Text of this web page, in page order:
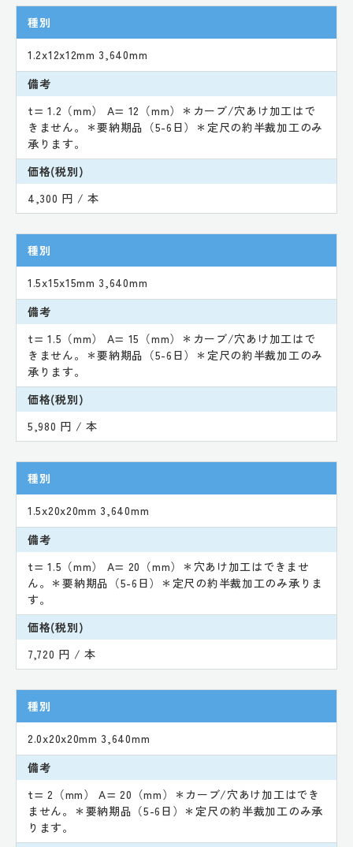
種別
1.2x12x12mm 3,640mm
備考
t= 1.2（mm） A= 12（mm）＊カーブ/穴あけ加工はで
きません。＊要納期品（5-6日）＊定尺の約半裁加工のみ
承ります。
価格(税別)
4,300 円 / 本
種別
1.5x15x15mm 3,640mm
備考
t= 1.5（mm） A= 15（mm）＊カーブ/穴あけ加工はで
きません。＊要納期品（5-6日）＊定尺の約半裁加工のみ
承ります。
価格(税別)
5,980 円 / 本
種別
1.5x20x20mm 3,640mm
備考
t= 1.5（mm） A= 20（mm）＊穴あけ加工はできませ
ん。＊要納期品（5-6日）＊定尺の約半裁加工のみ承りま
す。
価格(税別)
7,720 円 / 本
種別
2.0x20x20mm 3,640mm
備考
t= 2（mm） A= 20（mm）＊カーブ/穴あけ加工はでき
ません。＊要納期品（5-6日）＊定尺の約半裁加工のみ承
ります。